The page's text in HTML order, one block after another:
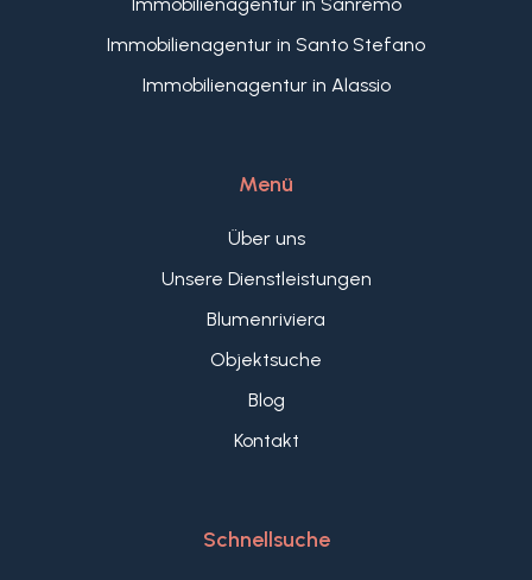
Immobilienagentur in Santo Stefano
Immobilienagentur in Alassio
Menü
Über uns
Unsere Dienstleistungen
Blumenriviera
Objektsuche
Blog
Kontakt
Schnellsuche